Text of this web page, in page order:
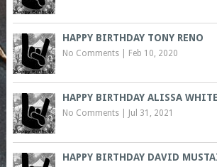
HAPPY BIRTHDAY TONY RENO
No Comments| Feb 10, 2020
HAPPY BIRTHDAY ALISSA
No Comments| Jul 31, 2021
HAPPY BIRTHDAY DAVID